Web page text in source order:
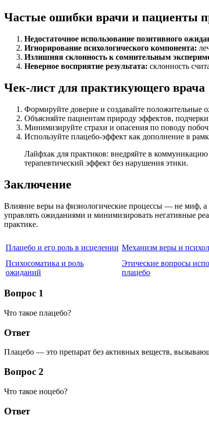
Частые ошибки врачи и пациенты
Недостаточное использование позитивного
Игнорирование психологического компонента:
Излишняя склонность к сомнительным
Неверное восприятие результата: склонность
Чек-лист для практикующего врача
Формируйте доверие и создавайте положительные
Объясняйте пациентам природу эффектов,
Минимизируйте страхи и опасения по поводу
Используйте плацебо-эффект как дополнение в
Лайфхак для практиков: внедряйте в
терапевтический эффект без нарушения этики.
Заключение
Влияние веры на физиологические процессы — не миф,
управлять ожиданиями и минимизировать негативные
практике.
Плацебо и его роль в исцелении Механизм веры и
Психосоматика и роль
ожиданий
Этические вопросы
плацебо
Вопрос 1
Что такое плацебо?
Ответ
Плацебо — это препарат без активных веществ,
Вопрос 2
Что такое ноцебо?
Ответ